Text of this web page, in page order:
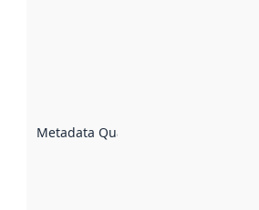
Metadata Quality